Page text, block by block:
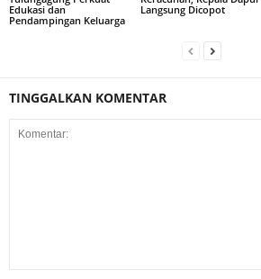
Edukasi dan
Pendampingan Keluarga
Langsung Dicopot
TINGGALKAN KOMENTAR